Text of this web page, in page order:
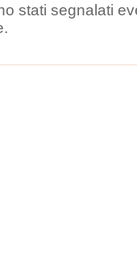
stati segnalati